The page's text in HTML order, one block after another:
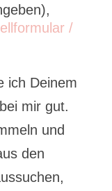
/
ich Deinem
mir gut.
und
den